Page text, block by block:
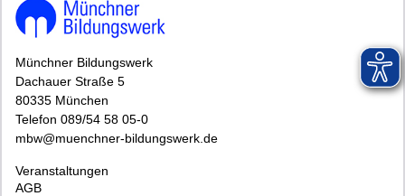
Münchner Bildungswerk
Dachauer Straße 5
80335 München
Telefon 089/54 58 05-0
mbw@muenchner-bildungswerk.de
Veranstaltungen
AGB